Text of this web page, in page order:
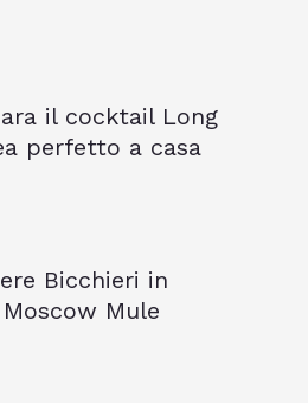
il cocktail Long
perfetto a casa
Bicchieri in
Mule